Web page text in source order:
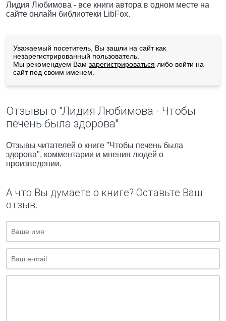
Лидия Любимова - все книги автора в одном месте на
сайте онлайн библиотеки LibFox.
Уважаемый посетитель, Вы зашли на сайт как
незарегистрированный пользователь.
Мы рекомендуем Вам зарегистрироваться либо войти на
сайт под своим именем.
Отзывы о "Лидия Любимова - Чтобы
печень была здорова"
Отзывы читателей о книге "Чтобы печень была
здорова", комментарии и мнения людей о
произведении.
А что Вы думаете о книге? Оставьте Ваш
отзыв.